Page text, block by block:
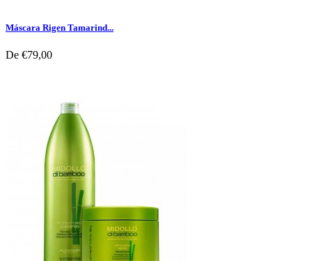
Máscara Rigen Tamarind...
De €79,00